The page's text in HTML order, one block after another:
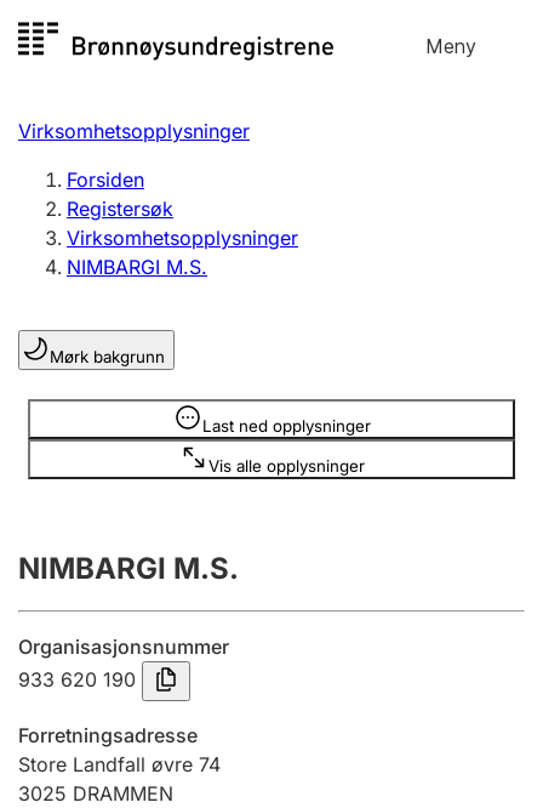
til
Meny
Registersøk
Aksjeselskap
Enkeltpersonforetak
Registrere, endre, slette
Lag og forening
Registrere, endre, slette
Årsregnskap
Innsending og forsinkelsesgebyr
Tinglysing
Jeger
Virksomhetsopplysninger
Forsiden
Registersøk
Virksomhetsopplysninger
NIMBARGI M.S.
Mørk bakgrunn
Last ned opplysninger
Vis alle opplysninger
Opplysninger er skjult
NIMBARGI M.S.
Organisasjonsnummer
933 620 190
Forretningsadresse
Store Landfall øvre 74
3025 DRAMMEN